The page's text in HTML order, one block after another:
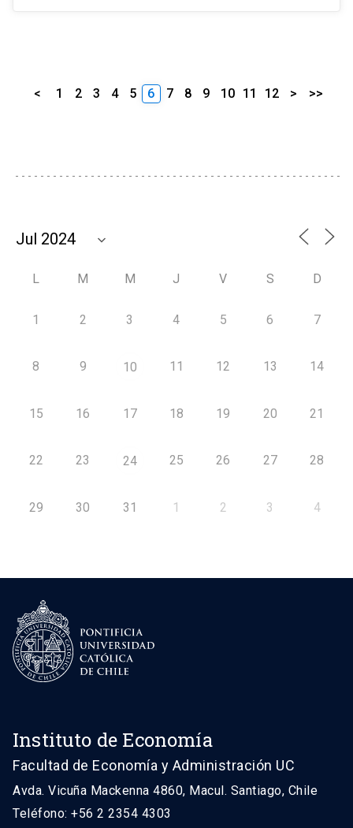
< 1 2 3 4 5 6 7 8 9 10 11 12 > >>
L M M J V S D
1 2 3 4 5 6 7
8 9 10 11 12 13 14
15 16 17 18 19 20 21
22 23 24 25 26 27 28
29 30 31 1 2 3 4
Instituto de Economía
Facultad de Economía y Administración UC
Avda. Vicuña Mackenna 4860, Macul. Santiago, Chile
Teléfono: +56 2 2354 4303